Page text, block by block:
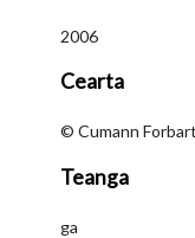
2006
Cearta
© Cumann
Teanga
ga